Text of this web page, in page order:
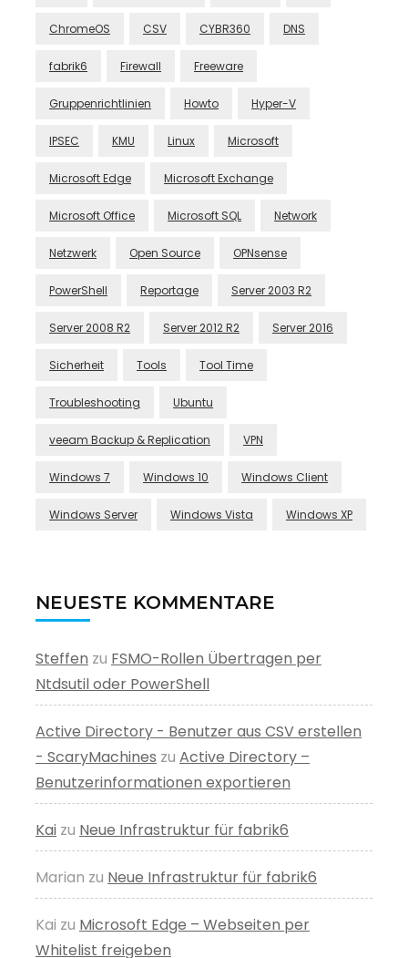
ChromeOS CSV CYBR360 DNS
fabrik6 Firewall Freeware
Gruppenrichtlinien Howto Hyper-V
IPSEC KMU Linux Microsoft
Microsoft Edge Microsoft Exchange
Microsoft Office Microsoft SQL Network
Netzwerk Open Source OPNsense
PowerShell Reportage Server 2003 R2
Server 2008 R2 Server 2012 R2 Server 2016
Sicherheit Tools Tool Time
Troubleshooting Ubuntu
veeam Backup & Replication VPN
Windows 7 Windows 10 Windows Client
Windows Server Windows Vista Windows XP
NEUESTE KOMMENTARE
Steffen zu FSMO-Rollen Übertragen per
Ntdsutil oder PowerShell
Active Directory - Benutzer aus CSV erstellen
- ScaryMachines zu Active Directory –
Benutzerinformationen exportieren
Kai zu Neue Infrastruktur für fabrik6
Marian zu Neue Infrastruktur für fabrik6
Kai zu Microsoft Edge – Webseiten per
Whitelist freigeben